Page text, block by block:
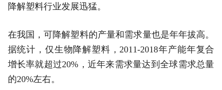
降解塑料行业发展迅猛。
在我国，可降解塑料的产量和需求量也是年年拔高。
据统计，仅生物降解塑料，2011-2018年产能年复合
增长率就超过20%，近年来需求量达到全球需求总量
的20%左右。